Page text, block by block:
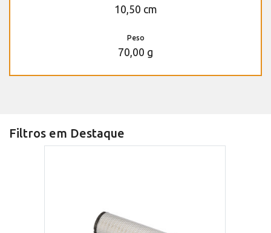
10,50 cm
Peso
70,00 g
Filtros em Destaque